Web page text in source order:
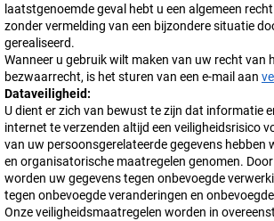
laatstgenoemde geval hebt u een algemeen
zonder vermelding van een bijzondere situatie
gerealiseerd.
Wanneer u gebruik wilt maken van uw recht van
bezwaarrecht, is het sturen van een e-mail aan
Dataveiligheid:
U dient er zich van bewust te zijn dat informatie
internet te verzenden altijd een veiligheidsrisico
van uw persoonsgerelateerde gegevens hebben
en organisatorische maatregelen genomen.
worden uw gegevens tegen onbevoegde
tegen onbevoegde veranderingen en
Onze veiligheidsmaatregelen worden in